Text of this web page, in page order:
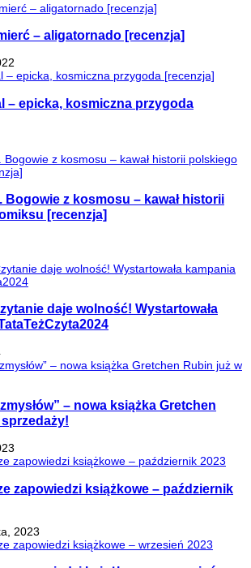
– aligatornado [recenzja]
– epicka, kosmiczna przygoda
Bogowie z kosmosu – kawał historii
[recenzja]
daje wolność! Wystartowała
– nowa książka Gretchen
zapowiedzi książkowe – październik
2023